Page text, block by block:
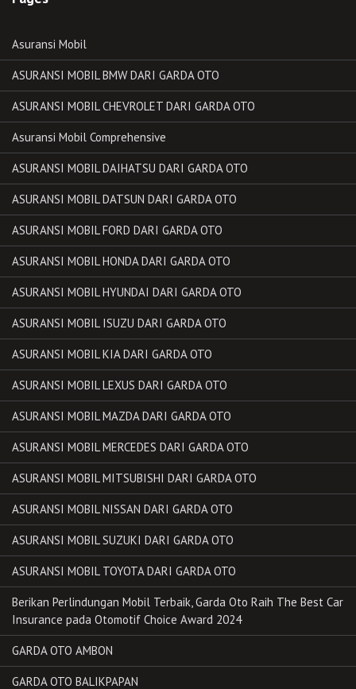
Asuransi Mobil
ASURANSI MOBIL BMW DARI GARDA OTO
ASURANSI MOBIL CHEVROLET DARI GARDA OTO
Asuransi Mobil Comprehensive
ASURANSI MOBIL DAIHATSU DARI GARDA OTO
ASURANSI MOBIL DATSUN DARI GARDA OTO
ASURANSI MOBIL FORD DARI GARDA OTO
ASURANSI MOBIL HONDA DARI GARDA OTO
ASURANSI MOBIL HYUNDAI DARI GARDA OTO
ASURANSI MOBIL ISUZU DARI GARDA OTO
ASURANSI MOBIL KIA DARI GARDA OTO
ASURANSI MOBIL LEXUS DARI GARDA OTO
ASURANSI MOBIL MAZDA DARI GARDA OTO
ASURANSI MOBIL MERCEDES DARI GARDA OTO
ASURANSI MOBIL MITSUBISHI DARI GARDA OTO
ASURANSI MOBIL NISSAN DARI GARDA OTO
ASURANSI MOBIL SUZUKI DARI GARDA OTO
ASURANSI MOBIL TOYOTA DARI GARDA OTO
Berikan Perlindungan Mobil Terbaik, Garda Oto Raih The Best Car
Insurance pada Otomotif Choice Award 2024
GARDA OTO AMBON
GARDA OTO BALIKPAPAN